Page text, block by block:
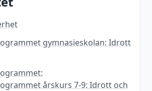
gymnasieskolan: Idrott
årskurs 7-9: Idrott och